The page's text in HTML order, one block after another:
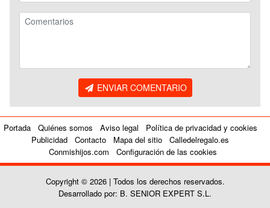
ENVIAR COMENTARIO
Portada Quiénes somos Aviso legal
Política de privacidad y cookies
Publicidad
Contacto Mapa del sitio
Calledelregalo.es
Conmishijos.com
Configuración de las cookies
Copyright © 2026 | Todos los derechos reservados.
Desarrollado por: B. SENIOR EXPERT S.L.